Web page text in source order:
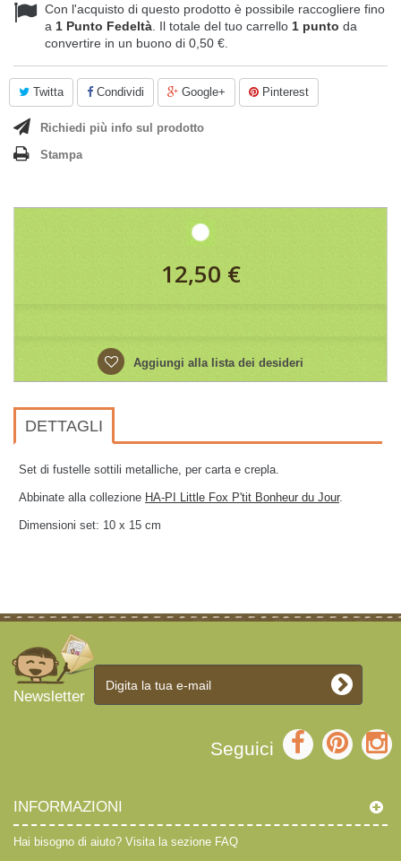
Con l'acquisto di questo prodotto è possibile raccogliere fino
a 1 Punto Fedeltà . Il totale del tuo carrello 1 punto da
convertire in un buono di 0,50 €
Twitta Condividi Google+ Pinterest
Richiedi più info sul prodotto
Stampa
12,50 €
Aggiungi alla lista dei desideri
DETTAGLI
Set di fustelle sottili metalliche, per carta e crepla.
Abbinate alla collezione HA-PI Little Fox P'tit Bonheur du Jour.
Dimensioni set: 10 x 15 cm
Newsletter
Seguici
INFORMAZIONI
Hai bisogno di aiuto? Visita la sezione FAQ